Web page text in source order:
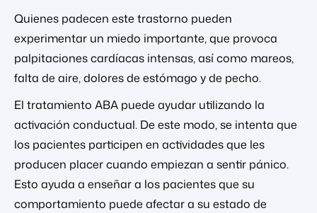
Quienes padecen este trastorno pueden
experimentar un miedo importante, que provoca
palpitaciones cardíacas intensas, así como mareos,
falta de aire, dolores de estómago y de pecho.
El tratamiento ABA puede ayudar utilizando la
activación conductual. De este modo, se intenta que
los pacientes participen en actividades que les
producen placer cuando empiezan a sentir pánico.
Esto ayuda a enseñar a los pacientes que su
comportamiento puede afectar a su estado de